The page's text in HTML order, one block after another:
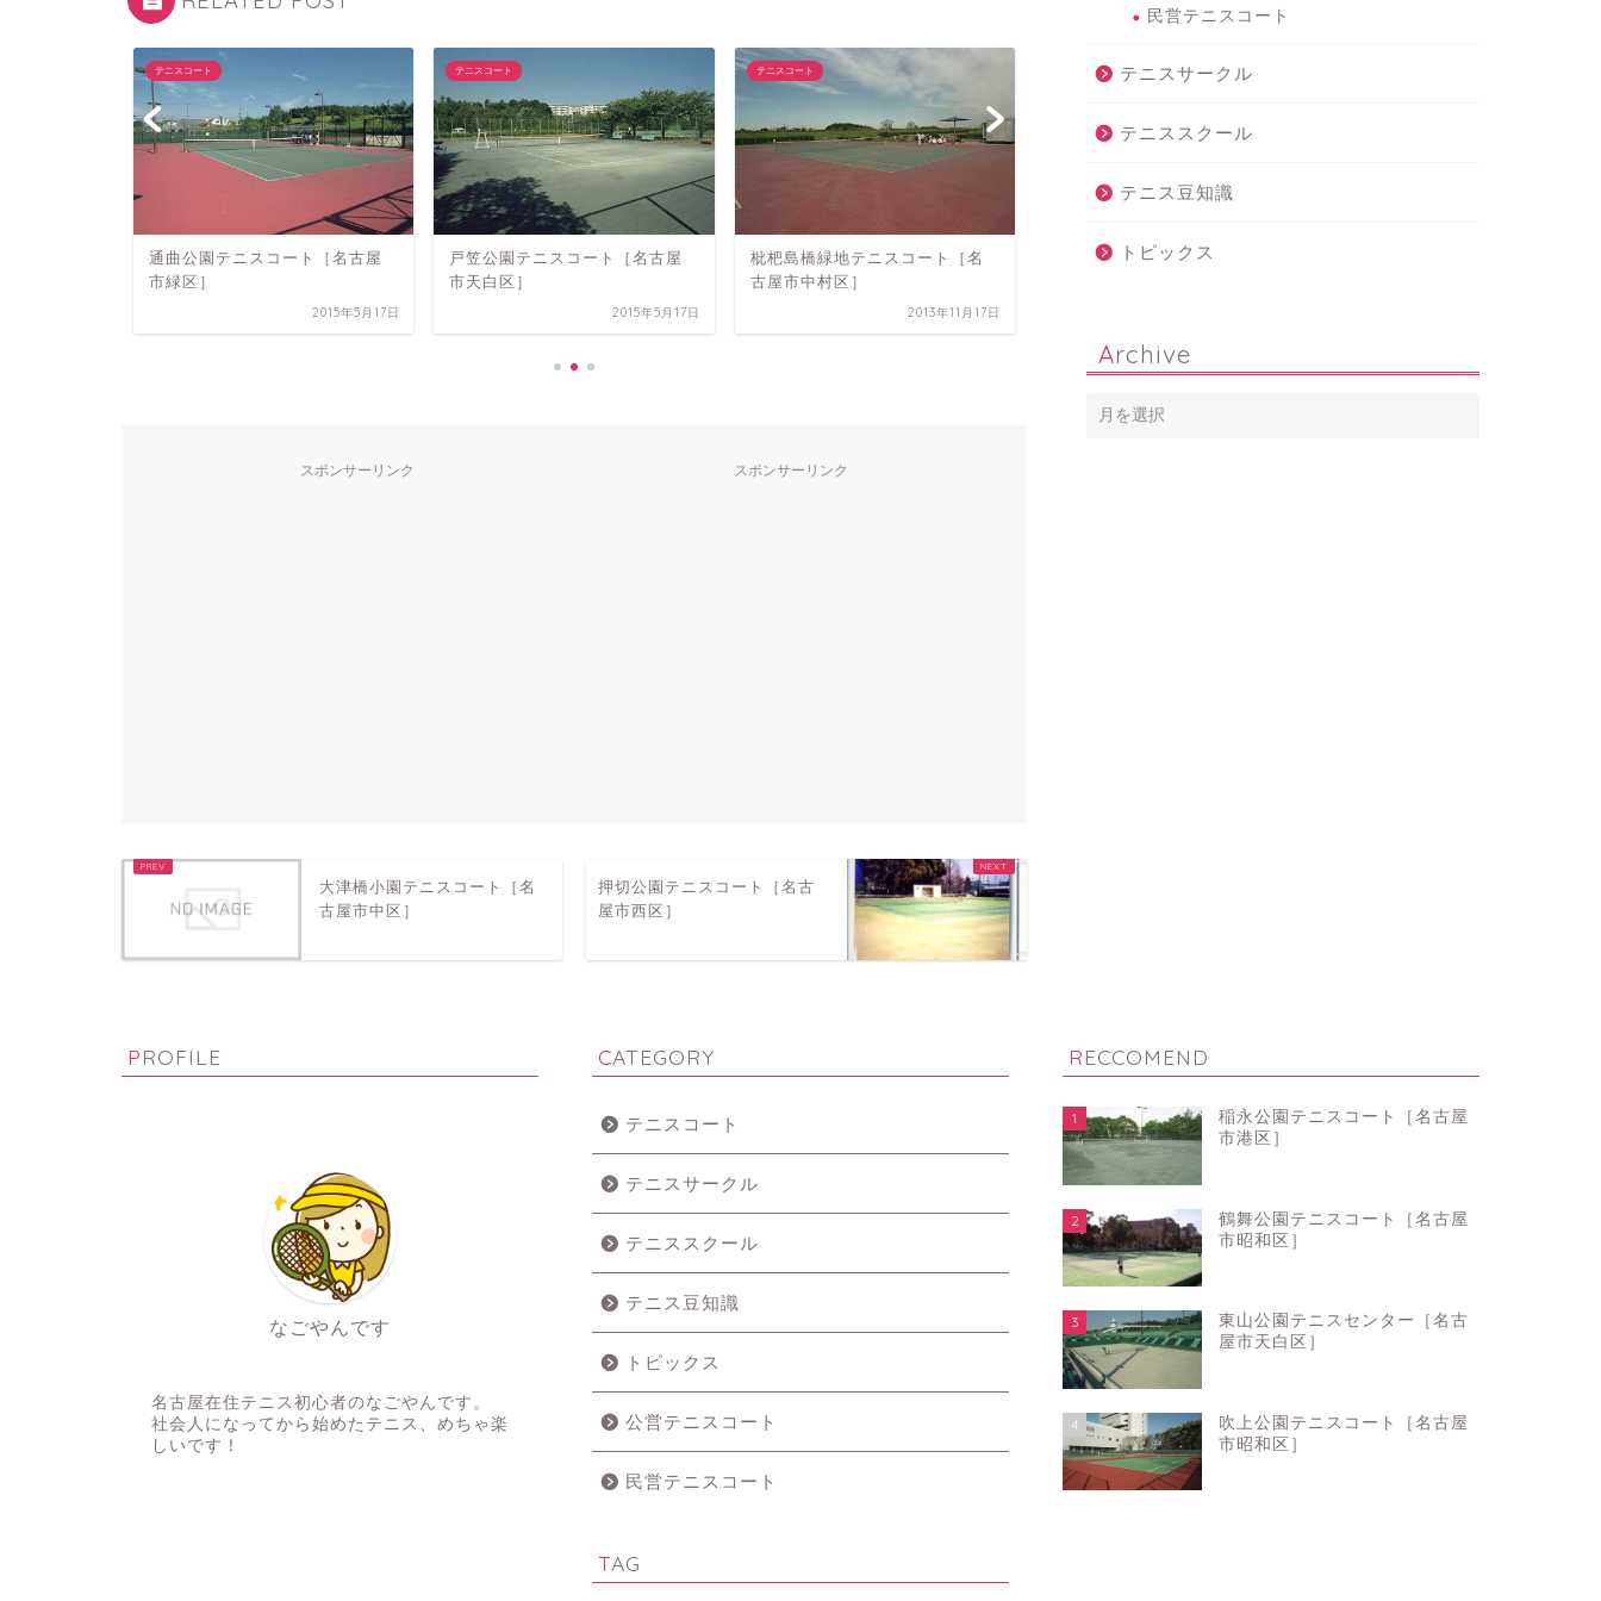
テニスコート
通曲公園テニスコート［名古屋
市緑区］
2015年5月17日
テニスコート
戸笠公園テニスコート［名古屋
市天白区］
2015年5月17日
テニスコート
枇杷島橋緑地テニスコート［名
古屋市中村区］
2013年11月17日
テニスコート
通曲公園テニスコート［名古屋
スポンサーリンク スポンサーリンク
大津橋小園テニスコート［名
古屋市中区］
押切公園テニスコート［名古
屋市西区］
民営テニスコート
テニスサークル
テニススクール
テニス豆知識
トピックス
Archive
PROFILE
なごやんです
名古屋在住テニス初心者のなごやんです。
社会人になってから始めたテニス、めちゃ楽
しいです！
CATEGORY
テニスコート
テニスサークル
テニススクール
テニス豆知識
トピックス
公営テニスコート
民営テニスコート
TAG
RECCOMEND
1
稲永公園テニスコート［名古屋
市港区］
2
鶴舞公園テニスコート［名古屋
市昭和区］
3
東山公園テニスセンター［名古
屋市天白区］
4
吹上公園テニスコート［名古屋
市昭和区］